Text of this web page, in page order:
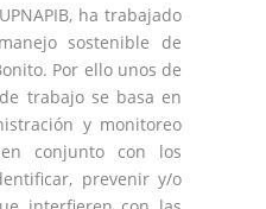
ha trabajado
sostenible de
Por ello unos de
trabajo se basa en
y monitoreo
conjunto con los
prevenir y/o